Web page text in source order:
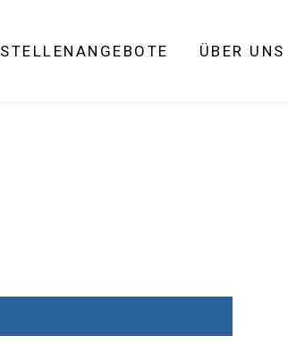
STELLENANGEBOTE ÜBER UNS